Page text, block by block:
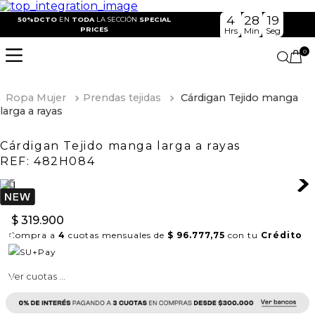
50%DCTO EN TODA LA SECCIÓN SPECIAL
PRICES
4
Hrs
28
Min
19
Seg
0
Ropa Mujer Prendas tejidas
Cárdigan Tejido manga
larga a rayas
Cárdigan Tejido manga larga a rayas
REF: 482H084
$ 319.900
Compra a 4 cuotas mensuales de $ 96.777,75 con tu Crédito
Ver cuotas ...